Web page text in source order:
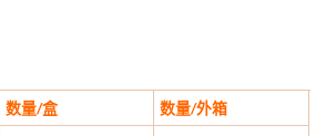
数量/盒
数量/外箱